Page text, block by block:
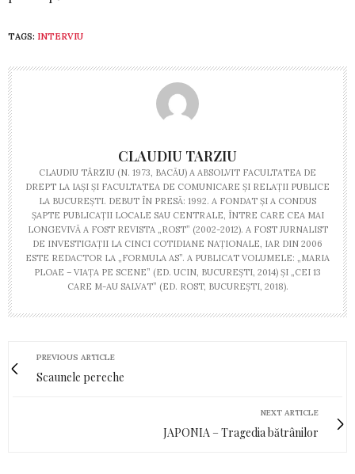
TAGS: INTERVIU
CLAUDIU TARZIU
CLAUDIU TÂRZIU (N. 1973, BACĂU) A ABSOLVIT FACULTATEA DE
DREPT LA IAȘI ȘI FACULTATEA DE COMUNICARE ȘI RELAȚII PUBLICE
LA BUCU­REȘTI. DEBUT ÎN PRESĂ: 1992. A FONDAT ȘI A CONDUS
ȘAPTE PUBLICAȚII LOCALE SAU CENTRALE, ÎNTRE CARE CEA MAI
LONGEVIVĂ A FOST REVISTA „ROST” (2002-2012). A FOST JURNALIST
DE INVESTIGAȚII LA CINCI COTIDIANE NAȚIONALE, IAR DIN 2006
ESTE REDACTOR LA „FORMULA AS”. A PUBLICAT VOLUMELE: „MARIA
PLOAE – VIAȚA PE SCENE” (ED. UCIN, BUCUREȘTI, 2014) ȘI „CEI 13
CARE M-AU SALVAT” (ED. ROST, BUCUREȘTI, 2018).
PREVIOUS ARTICLE
Scaunele pereche
NEXT ARTICLE
JAPONIA – Tragedia bătrânilor